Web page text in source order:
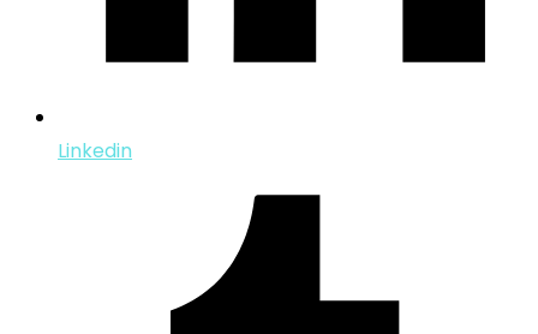
Linkedin